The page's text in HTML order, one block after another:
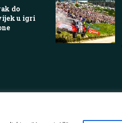
do
u igri
Privacy Policy Terms